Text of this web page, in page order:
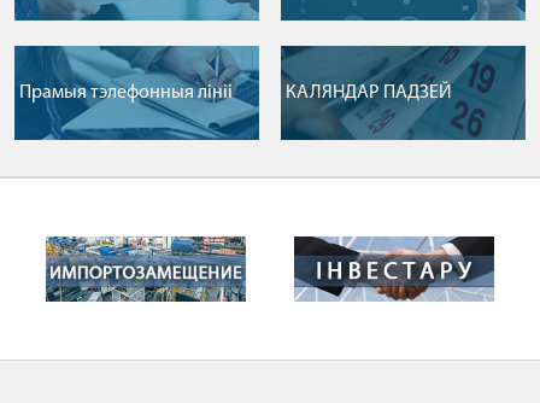
Прамыя тэлефонныя лiнii КАЛЯНДАР ПАДЗЕЙ